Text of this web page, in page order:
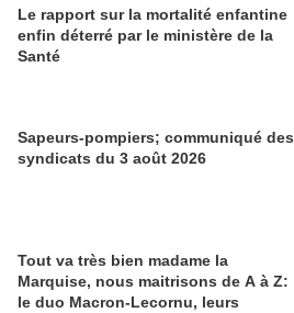
Le rapport sur la mortalité enfantine
enfin déterré par le ministère de la
Santé
Sapeurs-pompiers; communiqué des
syndicats du 3 août 2026
Tout va très bien madame la
Marquise, nous maitrisons de A à Z:
le duo Macron-Lecornu, leurs